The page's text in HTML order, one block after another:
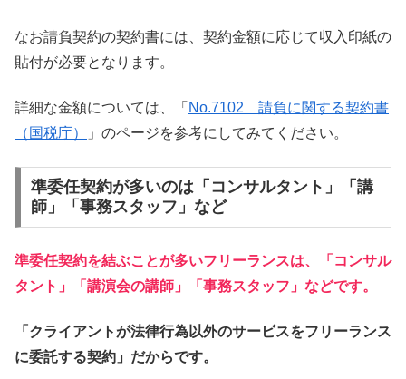
なお請負契約の契約書には、契約金額に応じて収入印紙の
貼付が必要となります。
詳細な金額については、「 No.7102 請負に関する契約書
（国税庁）
」のページを参考にしてみてください。
準委任契約が多いのは「コンサルタント」「講
師」「事務スタッフ」など
準委任契約を結ぶことが多いフリーランスは、「コンサル
タント」「講演会の講師」「事務スタッフ」などです。
「クライアントが法律行為以外のサービスをフリーランス
に委託する契約」だからです。